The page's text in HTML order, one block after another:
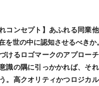
れコンセプト】あふれる同業
を世の中に認知させるべき
けるロゴマークのアプロー
識の隅に引っかかれば、そ
。高クオリティかつロジカ